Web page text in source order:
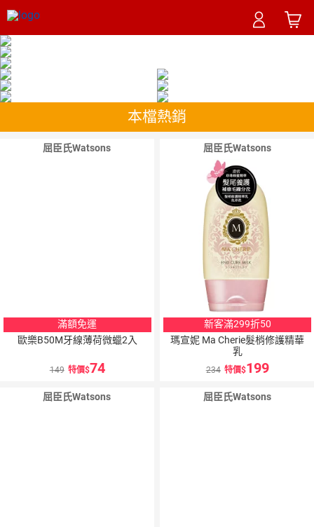
本檔熱銷
屈臣氏Watsons
滿額免運
歐樂B50M牙線薄荷微蠟2入
149 特價 74
屈臣氏Watsons
新客滿299折50
瑪宣妮 Ma Cherie髮梢修護精華
乳
234 特價 199
屈臣氏Watsons 屈臣氏Watsons